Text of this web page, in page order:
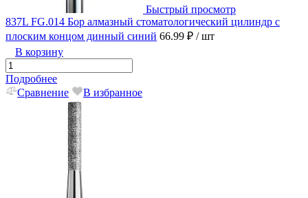
Быстрый просмотр
837L FG.014 Бор алмазный стоматологический цилиндр с
плоским концом динный синий 66.99 ₽ / шт
В корзину
Подробнее
Сравнение
В избранное